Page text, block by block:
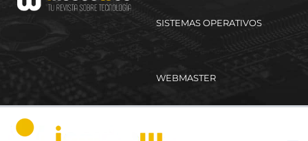
SISTEMAS OPERATIVOS
WEBMASTER